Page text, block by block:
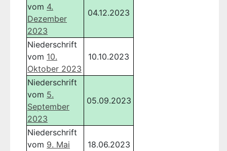
vom 4.
Dezember
2023
04.12.2023
Niederschrift
vom 10.
Oktober 2023
10.10.2023
Niederschrift
vom 5.
September
2023
05.09.2023
Niederschrift
vom 9. Mai
18.06.2023